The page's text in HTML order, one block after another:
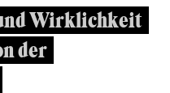
Wirklichkeit
der